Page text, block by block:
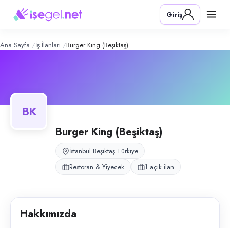
King (Beşiktaş) – Şirket
Konum:
Burger King Beşiktaş şubesi; mutfak, kasa ve servis operasyonlarını
Giriş
Ana Sayfa İş İlanları Burger King (Beşiktaş)
BK
Burger King (Beşiktaş)
İstanbul Beşiktaş Türkiye
Restoran & Yiyecek
1 açık ilan
Hakkımızda